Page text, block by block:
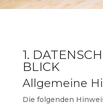
1.
BLICK
Allgemeine
Die folgenden